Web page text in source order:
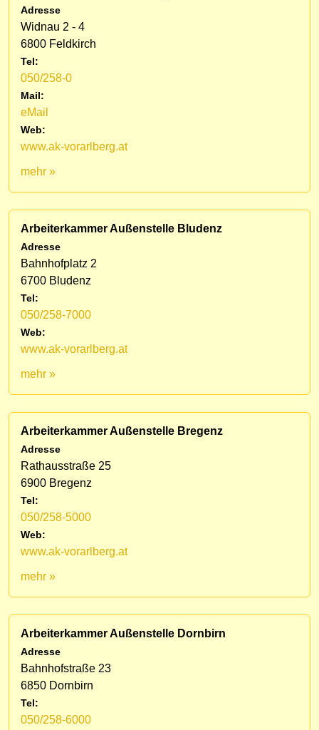
Adresse
Widnau 2 - 4
6800 Feldkirch
Tel:
050/258-0
Mail:
eMail
Web:
www.ak-vorarlberg.at
mehr »
Arbeiterkammer Außenstelle Bludenz
Adresse
Bahnhofplatz 2
6700 Bludenz
Tel:
050/258-7000
Web:
www.ak-vorarlberg.at
mehr »
Arbeiterkammer Außenstelle Bregenz
Adresse
Rathausstraße 25
6900 Bregenz
Tel:
050/258-5000
Web:
www.ak-vorarlberg.at
mehr »
Arbeiterkammer Außenstelle Dornbirn
Adresse
Bahnhofstraße 23
6850 Dornbirn
Tel:
050/258-6000